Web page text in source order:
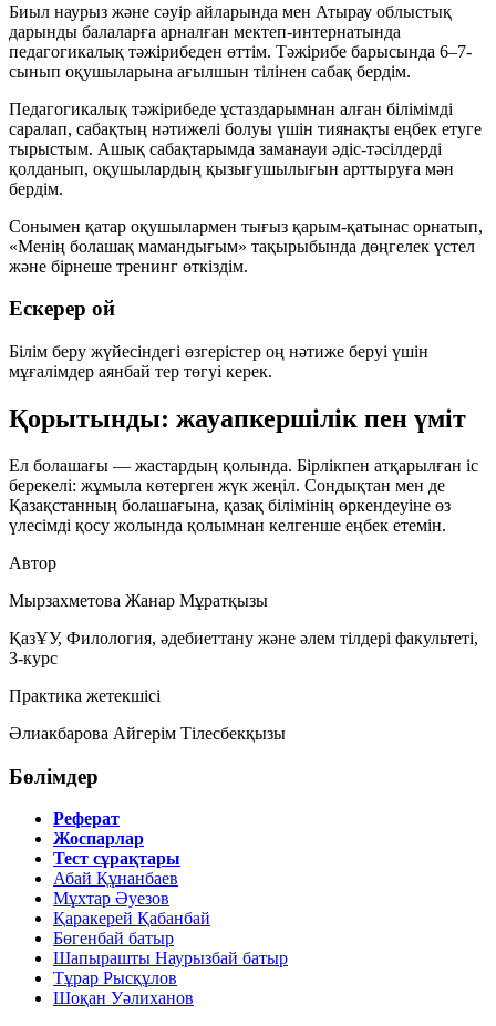
Биыл наурыз және сәуір айларында мен Атырау облыстық
дарынды балаларға арналған мектеп-интернатында
педагогикалық тәжірибеден өттім. Тәжірибе барысында 6–7-
сынып оқушыларына ағылшын тілінен сабақ бердім.
Педагогикалық тәжірибеде ұстаздарымнан алған білімімді
саралап, сабақтың нәтижелі болуы үшін тиянақты еңбек етуге
тырыстым. Ашық сабақтарымда заманауи әдіс-тәсілдерді
қолданып, оқушылардың қызығушылығын арттыруға мән
бердім.
Сонымен қатар оқушылармен тығыз қарым-қатынас орнатып,
«Менің болашақ мамандығым» тақырыбында дөңгелек үстел
және бірнеше тренинг өткіздім.
Ескерер ой
Білім беру жүйесіндегі өзгерістер оң нәтиже беруі үшін
мұғалімдер аянбай тер төгуі керек.
Қорытынды: жауапкершілік пен үміт
Ел болашағы — жастардың қолында. Бірлікпен атқарылған іс
берекелі: жұмыла көтерген жүк жеңіл. Сондықтан мен де
Қазақстанның болашағына, қазақ білімінің өркендеуіне өз
үлесімді қосу жолында қолымнан келгенше еңбек етемін.
Автор
Мырзахметова Жанар Мұратқызы
ҚазҰУ, Филология, әдебиеттану және әлем тілдері факультеті,
3-курс
Практика жетекшісі
Әлиакбарова Айгерім Тілесбекқызы
Бөлімдер
Реферат
Жоспарлар
Тест сұрақтары
Абай Құнанбаев
Мұхтар Әуезов
Қаракерей Қабанбай
Бөгенбай батыр
Шапырашты Наурызбай батыр
Тұрар Рысқұлов
Шоқан Уәлиханов